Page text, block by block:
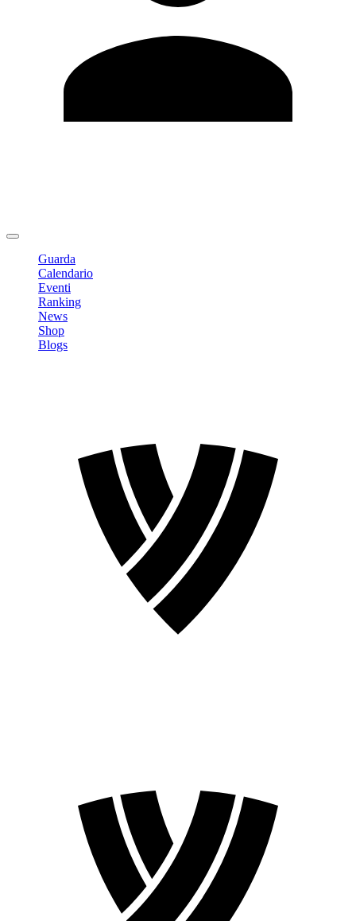
Guarda
Calendario
Eventi
Ranking
News
Shop
Blogs